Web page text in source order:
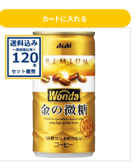
カートに入れる